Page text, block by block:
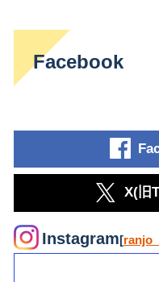
Facebook
X(旧
Instagram[